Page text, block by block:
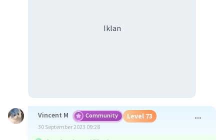
Iklan
Vincent M Community Level 73
30 September 2023 09:28